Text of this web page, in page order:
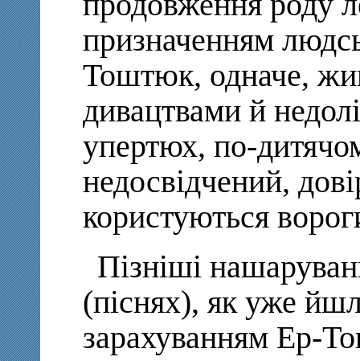
призначенням
Тоштюк, одначе,
дивацтвами й
упертюх, по-
недосвідчений,
користуються
Пізніші
(піснях), як уже
зарахуванням Ер-